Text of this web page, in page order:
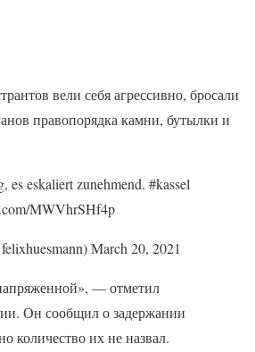
вели себя агрессивно, бросали
правопорядка камни, бутылки и
es eskaliert zunehmend. #kassel
MWVhrSHf4p
March 20, 2021
— отметил
Он сообщил о задержании
количество их не назвал.